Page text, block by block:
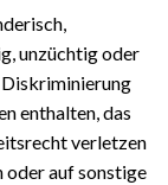
unzüchtig oder
enthalten, das
verletzen
oder auf sonstige